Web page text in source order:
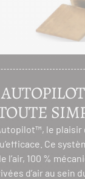
le
Ce
l’air, 100 %
d’air au sein